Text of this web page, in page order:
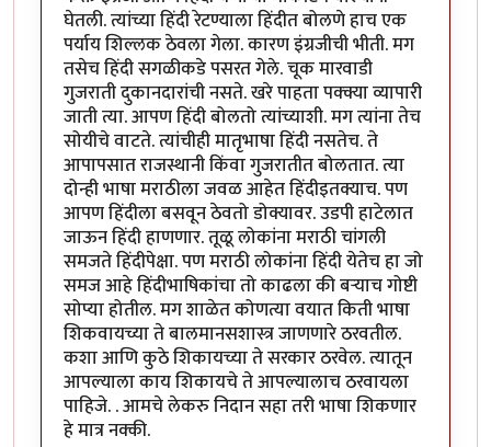
घेतली. त्यांच्या हिंदी रेटण्याला हिंदीत बोलणे हाच एक
पर्याय शिल्लक ठेवला गेला. कारण इंग्रजीची भीती. मग
तसेच हिंदी सगळीकडे पसरत गेले. चूक मारवाडी
गुजराती दुकानदारांची नसते. खरे पाहता पक्क्या व्यापारी
जाती त्या. आपण हिंदी बोलतो त्यांच्याशी. मग त्यांना तेच
सोयीचे वाटते. त्यांचीही मातृभाषा हिंदी नसतेच. ते
आपापसात राजस्थानी किंवा गुजरातीत बोलतात. त्या
दोन्ही भाषा मराठीला जवळ आहेत हिंदीइतक्याच. पण
आपण हिंदीला बसवून ठेवतो डोक्यावर. उडपी हाटेलात
जाऊन हिंदी हाणणार. तूळू लोकांना मराठी चांगली
समजते हिंदीपेक्षा. पण मराठी लोकांना हिंदी येतेच हा जो
समज आहे हिंदीभाषिकांचा तो काढला की बर्‍याच गोष्टी
सोप्या होतील. मग शाळेत कोणत्या वयात किती भाषा
शिकवायच्या ते बालमानसशास्त्र जाणणारे ठरवतील.
कशा आणि कुठे शिकायच्या ते सरकार ठरवेल. त्यातून
आपल्याला काय शिकायचे ते आपल्यालाच ठरवायला
पाहिजे. . आमचे लेकरु निदान सहा तरी भाषा शिकणार
हे मात्र नक्की.